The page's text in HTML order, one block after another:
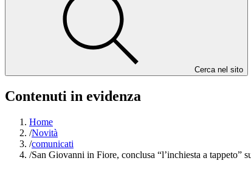
Cerca nel sito
Contenuti in evidenza
Home
/Novità
/comunicati
/San Giovanni in Fiore, conclusa “l’inchiesta a tappeto”